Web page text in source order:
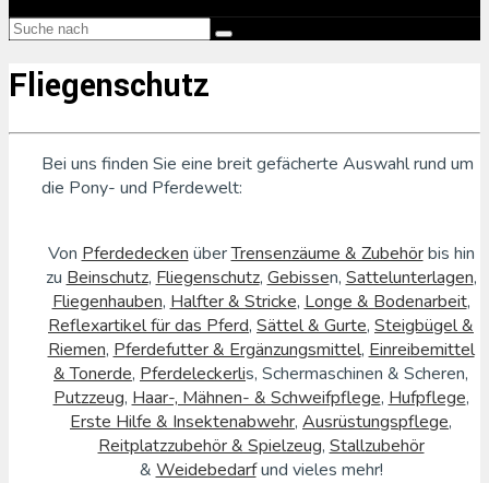
Fliegenschutz
Bei uns finden Sie eine breit gefächerte Auswahl rund um
die Pony- und Pferdewelt:
Von Pferdedecken überTrensenzäume & Zubehörbis hin
zu Beinschutz, Fliegenschutz, Gebissen, Sattelunterlagen,
Fliegenhauben, Halfter & Stricke, Longe & Bodenarbeit,
Reflexartikel für das Pferd, Sättel & Gurte, Steigbügel &
Riemen, Pferdefutter & Ergänzungsmittel, Einreibemittel
& Tonerde, Pferdeleckerlis, Schermaschinen & Scheren,
Putzzeug, Haar-, Mähnen- & Schweifpflege, Hufpflege,
Erste Hilfe & Insektenabwehr, Ausrüstungspflege,
Reitplatzzubehör & Spielzeug, Stallzubehör
& Weidebedarfund vieles mehr!